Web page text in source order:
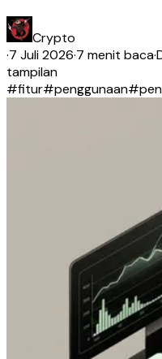
Crypto
·7 Juli 2026·7 menit baca·
tampilan
#fitur#penggunaan#